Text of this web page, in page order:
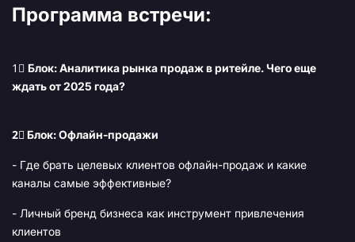
Программа встречи:
1⃣ Блок: Аналитика рынка продаж в ритейле. Чего еще
ждать от 2025 года?
2⃣ Блок: Офлайн-продажи
- Где брать целевых клиентов офлайн-продаж и какие
каналы самые эффективные?
- Личный бренд бизнеса как инструмент привлечения
клиентов